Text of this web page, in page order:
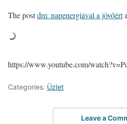
The postdm: napenergiával a jövőért
https://www.youtube.com/
Categories: Üzlet
Leave a